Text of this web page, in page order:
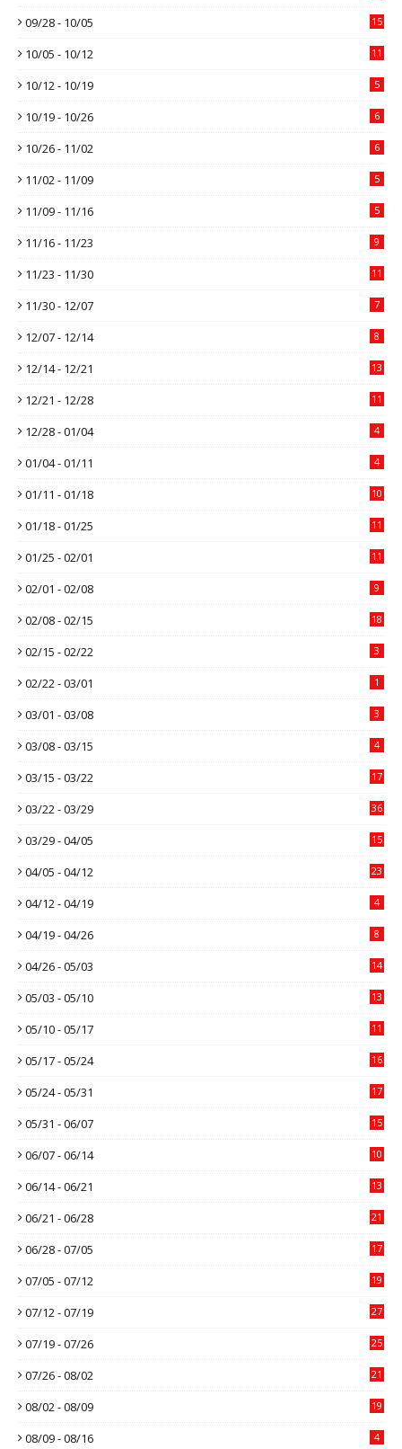
09/28 - 10/05 15
10/05 - 10/12 11
10/12 - 10/19 5
10/19 - 10/26 6
10/26 - 11/02 6
11/02 - 11/09 5
11/09 - 11/16 5
11/16 - 11/23 9
11/23 - 11/30 11
11/30 - 12/07 7
12/07 - 12/14 8
12/14 - 12/21 13
12/21 - 12/28 11
12/28 - 01/04 4
01/04 - 01/11 4
01/11 - 01/18 10
01/18 - 01/25 11
01/25 - 02/01 11
02/01 - 02/08 9
02/08 - 02/15 18
02/15 - 02/22 3
02/22 - 03/01 1
03/01 - 03/08 3
03/08 - 03/15 4
03/15 - 03/22 17
03/22 - 03/29 36
03/29 - 04/05 15
04/05 - 04/12 23
04/12 - 04/19 4
04/19 - 04/26 8
04/26 - 05/03 14
05/03 - 05/10 13
05/10 - 05/17 11
05/17 - 05/24 16
05/24 - 05/31 17
05/31 - 06/07 15
06/07 - 06/14 10
06/14 - 06/21 13
06/21 - 06/28 21
06/28 - 07/05 17
07/05 - 07/12 19
07/12 - 07/19 27
07/19 - 07/26 25
07/26 - 08/02 21
08/02 - 08/09 19
08/09 - 08/16 4